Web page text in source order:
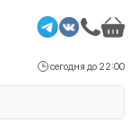
сегодня до 22:00